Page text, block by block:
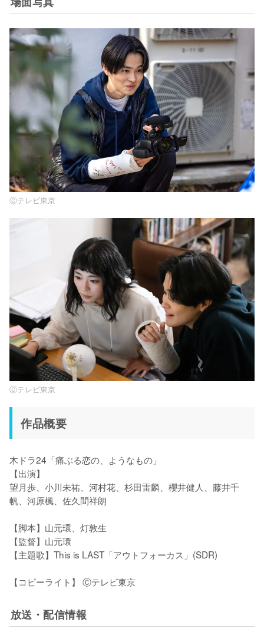
Ⓒテレビ東京
Ⓒテレビ東京
作品概要
⽊ドラ24「痛ぶる恋の、ようなもの」
【出演】
望⽉歩、⼩川未祐、河村花、杉⽥雷麟、櫻井健⼈、藤井千
帆、河原楓、佐久間祥朗
【脚本】⼭元環、灯敦生
【監督】⼭元環
【主題歌】This is LAST「アウトフォーカス」(SDR)
【コピーライト】 Ⓒテレビ東京
放送・配信情報